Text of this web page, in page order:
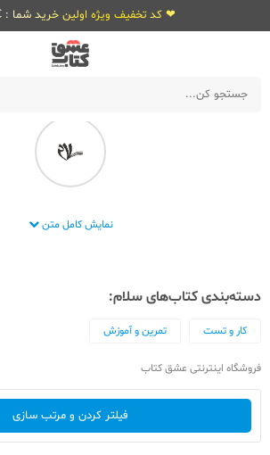
❤ کد تخفیف ویژه اولین خرید شما : KLC ❤
انتشارات سلام
نمایش کامل متن
دسته‌بندی کتاب‌های سلام:
کار و تست تمرین و آموزش
فروشگاه اینترنتی عشق کتاب
فیلتر کردن و مرتب سازی